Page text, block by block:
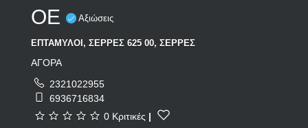
ΟΕ
Αξιώσεις
ΕΠΤΑΜΥΛΟΙ, ΣΕΡΡΕΣ 625 00, ΣΕΡΡΕΣ
ΑΓΟΡΑ
2321022955
6936716834
0 Κριτικές |